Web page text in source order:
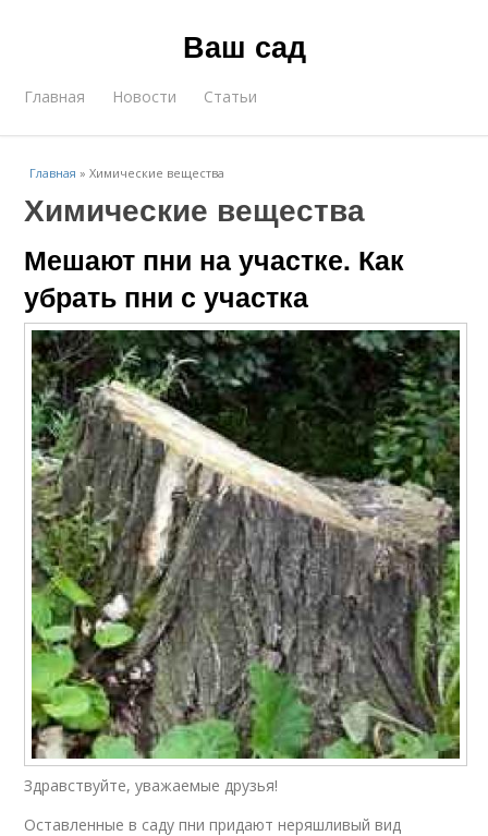
Ваш сад
Главная Новости Статьи
Главная »Химические вещества
Химические вещества
Мешают пни на участке. Как
убрать пни с участка
Здравствуйте, уважаемые друзья!
Оставленные в саду пни придают неряшливый вид